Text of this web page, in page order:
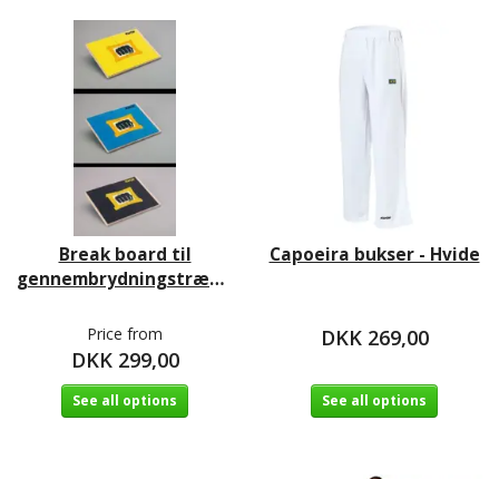
Break board til
gennembrydningstræning
Price from
DKK 299,00
See all options
Capoeira bukser - Hvide
DKK 269,00
See all options